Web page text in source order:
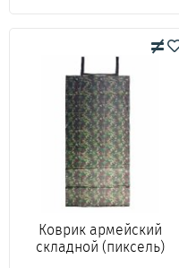
Коврик армейский
складной (пиксель)